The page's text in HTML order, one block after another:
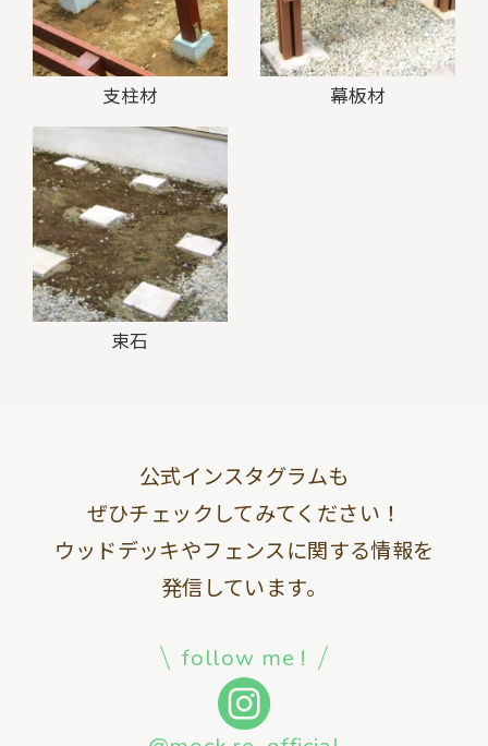
支柱材 幕板材
束石
公式インスタグラムも
ぜひチェックしてみてください！
ウッドデッキやフェンスに関する情報を
発信しています。
follow me !